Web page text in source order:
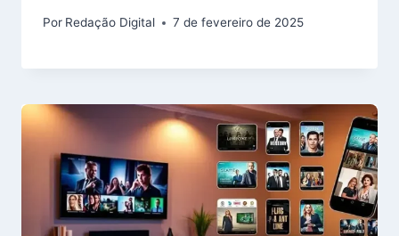
Por Redação Digital 7 de fevereiro de 2025